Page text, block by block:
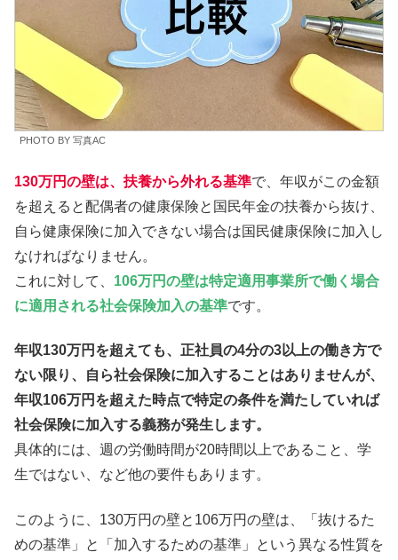
PHOTO BY 写真AC
130万円の壁は、扶養から外れる基準で、年収がこの金額
を超えると配偶者の健康保険と国民年金の扶養から抜け、
自ら健康保険に加入できない場合は国民健康保険に加入し
なければなりません。
これに対して、 106万円の壁は特定適用事業所で働く場合
に適用される社会保険加入の基準です。
年収130万円を超えても、正社員の4分の3以上の働き方で
ない限り、自ら社会保険に加入することはありませんが、
年収106万円を超えた時点で特定の条件を満たしていれば
社会保険に加入する義務が発生します。
具体的には、週の労働時間が20時間以上であること、学
生ではない、など他の要件もあります。
このように、130万円の壁と106万円の壁は、「抜けるた
めの基準」と「加入するための基準」という異なる性質を